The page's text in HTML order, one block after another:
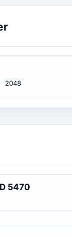
2048
5470